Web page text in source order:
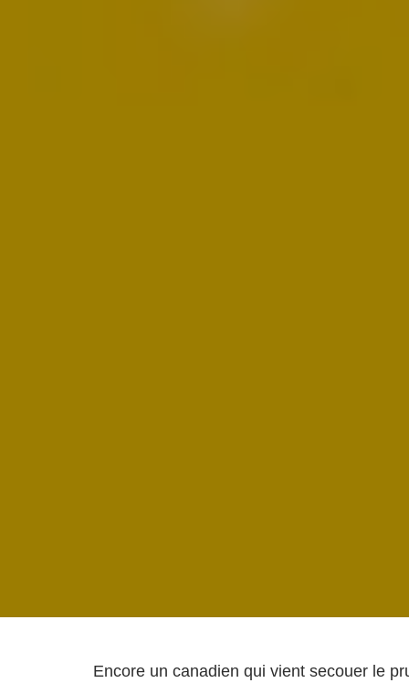
Encore un canadien qui vient secouer le